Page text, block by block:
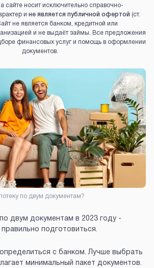
сайте носит исключительно справочно-
и не является публичной офертой (ст.
не является банком, кредитной или
и не выдаёт займы. Все предложения
финансовых услуг и помощь в оформлении
документов.
по двум документам?
по двум документам в 2023 году -
правильно подготовиться.
с банком. Лучше выбрать
минимальный пакет документов.